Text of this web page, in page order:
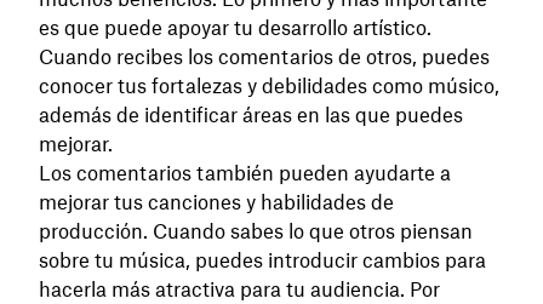
es que puede apoyar tu desarrollo artístico.
Cuando recibes los comentarios de otros, puedes
conocer tus fortalezas y debilidades como músico,
además de identificar áreas en las que puedes
mejorar.
Los comentarios también pueden ayudarte a
mejorar tus canciones y habilidades de
producción. Cuando sabes lo que otros piensan
sobre tu música, puedes introducir cambios para
hacerla más atractiva para tu audiencia. Por